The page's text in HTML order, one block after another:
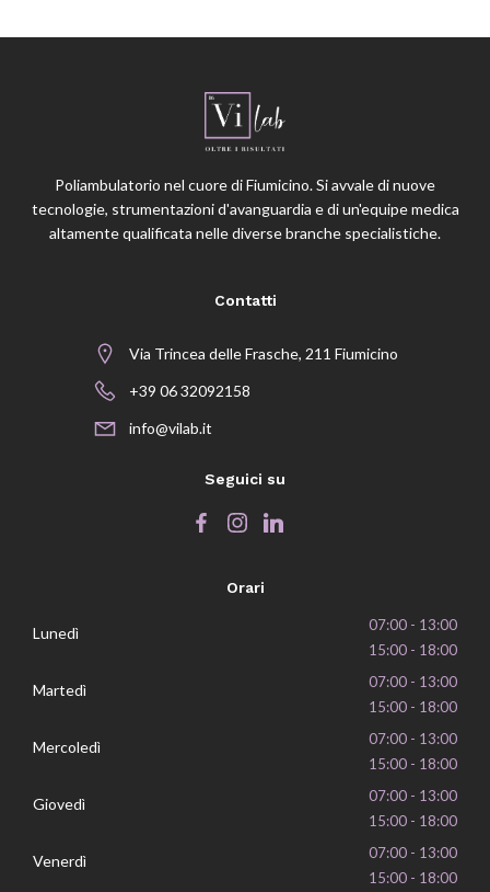
Poliambulatorio nel cuore di Fiumicino. Si avvale di nuove
tecnologie, strumentazioni d'avanguardia e di un'equipe medica
altamente qualificata nelle diverse branche specialistiche.
Contatti
Via Trincea delle Frasche, 211 Fiumicino
+39 06 32092158
info@vilab.it
Seguici su
Orari
Lunedì
07:00 - 13:00
15:00 - 18:00
Martedì
07:00 - 13:00
15:00 - 18:00
Mercoledì
07:00 - 13:00
15:00 - 18:00
Giovedì
07:00 - 13:00
15:00 - 18:00
Venerdì
07:00 - 13:00
15:00 - 18:00